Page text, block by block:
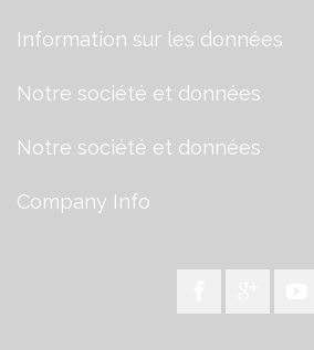
Information sur les données
Notre société et données
Notre société et données
Company Info